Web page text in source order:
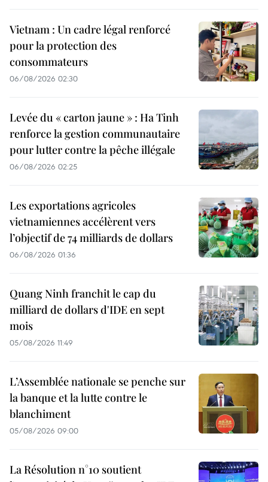
Vietnam : Un cadre légal renforcé
pour la protection des
consommateurs
06/08/2026 02:30
Levée du « carton jaune » : Ha Tinh
renforce la gestion communautaire
pour lutter contre la pêche illégale
06/08/2026 02:25
Les exportations agricoles
vietnamiennes accélèrent vers
l’objectif de 74 milliards de dollars
06/08/2026 01:36
Quang Ninh franchit le cap du
milliard de dollars d'IDE en sept
mois
05/08/2026 11:49
L’Assemblée nationale se penche sur
la banque et la lutte contre le
blanchiment
05/08/2026 09:00
La Résolution n°10 soutient